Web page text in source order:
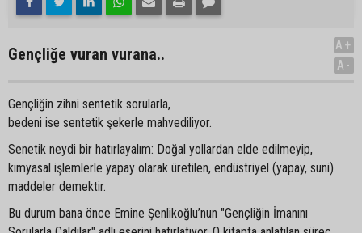
Gençliğe vuran vurana..
A+
A-
Gençliğin zihni sentetik sorularla,
bedeni ise sentetik şekerle mahvediliyor.
Senetik neydi bir hatırlayalım: Doğal yollardan elde edilmeyip,
kimyasal işlemlerle yapay olarak üretilen, endüstriyel (yapay, suni)
maddeler demektir.
Bu durum bana önce Emine Şenlikoğlu’nun "Gençliğin İmanını